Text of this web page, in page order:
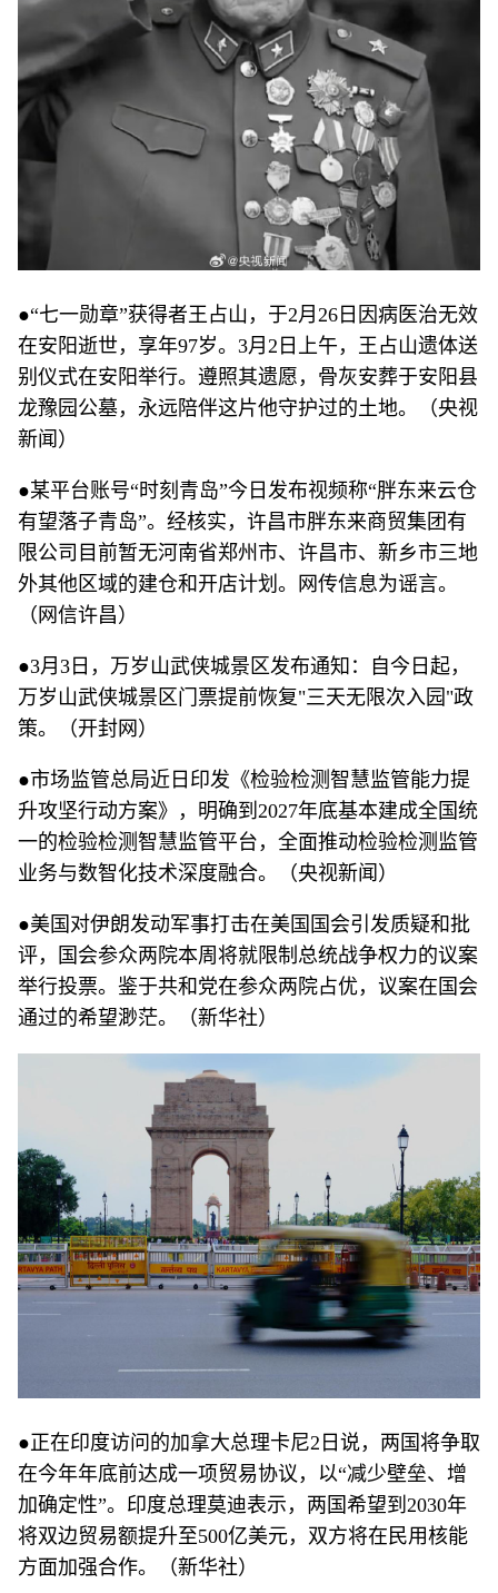
●“七一勋章”获得者王占山，于2月26日因病医治无效
在安阳逝世，享年97岁。3月2日上午，王占山遗体送
别仪式在安阳举行。遵照其遗愿，骨灰安葬于安阳县
龙豫园公墓，永远陪伴这片他守护过的土地。（央视
新闻）
●某平台账号“时刻青岛”今日发布视频称“胖东来云仓
有望落子青岛”。经核实，许昌市胖东来商贸集团有
限公司目前暂无河南省郑州市、许昌市、新乡市三地
外其他区域的建仓和开店计划。网传信息为谣言。
（网信许昌）
●3月3日，万岁山武侠城景区发布通知：自今日起，
万岁山武侠城景区门票提前恢复"三天无限次入园"政
策。（开封网）
●市场监管总局近日印发《检验检测智慧监管能力提
升攻坚行动方案》，明确到2027年底基本建成全国统
一的检验检测智慧监管平台，全面推动检验检测监管
业务与数智化技术深度融合。（央视新闻）
●美国对伊朗发动军事打击在美国国会引发质疑和批
评，国会参众两院本周将就限制总统战争权力的议案
举行投票。鉴于共和党在参众两院占优，议案在国会
通过的希望渺茫。（新华社）
●正在印度访问的加拿大总理卡尼2日说，两国将争取
在今年年底前达成一项贸易协议，以“减少壁垒、增
加确定性”。印度总理莫迪表示，两国希望到2030年
将双边贸易额提升至500亿美元，双方将在民用核能
方面加强合作。（新华社）